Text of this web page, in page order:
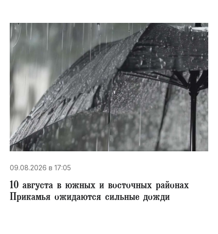
09.08.2026 в 17:05
10 августа в южных и восточных районах
Прикамья ожидаются сильные дожди